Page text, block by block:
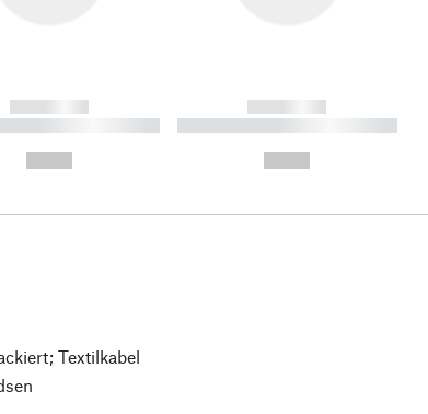
------------
----------- ----------
------------
----------- ----------- ----------
Textilkabel